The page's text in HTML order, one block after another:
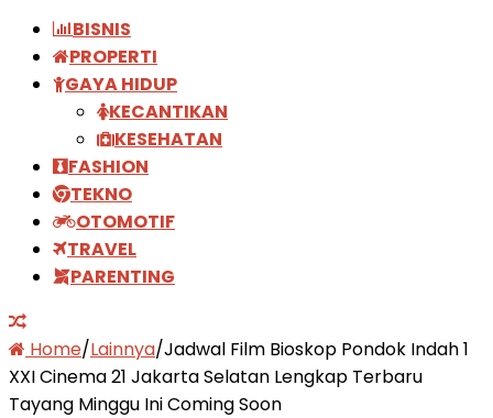
BISNIS
PROPERTI
GAYA HIDUP
KECANTIKAN
KESEHATAN
FASHION
TEKNO
OTOMOTIF
TRAVEL
PARENTING
Home/Lainnya/Jadwal Film Bioskop Pondok Indah 1
XXI Cinema 21 Jakarta Selatan Lengkap Terbaru
Tayang Minggu Ini Coming Soon